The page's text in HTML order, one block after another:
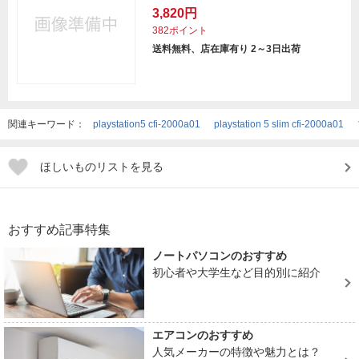
3,820円
382ポイント
送料無料、店在庫有り 2～3日出荷
関連キーワード： playstation5 cfi-2000a01 playstation 5 slim cfi-2000a01
ほしいものリストを見る
おすすめ記事特集
ノートパソコンのおすすめ
初心者や大学生など目的別に紹介
エアコンのおすすめ
人気メーカーの特徴や魅力とは？